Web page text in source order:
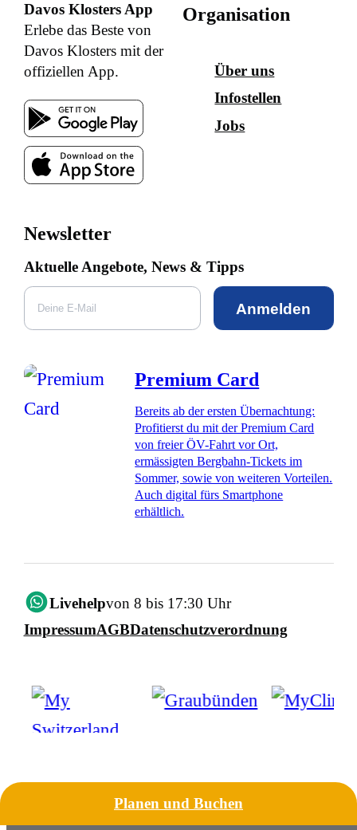
Davos Klosters App
Erlebe das Beste von
Davos Klosters mit der
offiziellen App.
Organisation
Über uns
Infostellen
Jobs
Newsletter
Aktuelle Angebote, News & Tipps
Anmelden
Premium Card
Bereits ab der ersten Übernachtung:
Profitierst du mit der Premium Card
von freier ÖV-Fahrt vor Ort,
ermässigten Bergbahn-Tickets im
Sommer, sowie von weiteren Vorteilen.
Auch digital fürs Smartphone
erhältlich.
Livehelpvon 8 bis 17:30 Uhr
ImpressumAGBDatenschutzverordnung
Planen und Buchen